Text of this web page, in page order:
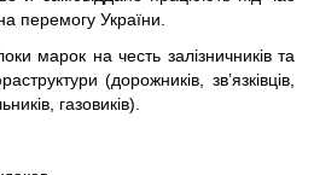
перемогу України.
марок на честь залізничників та
(дорожників, зв’язківців,
газовиків).